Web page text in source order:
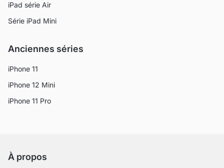
iPad série Air
Série iPad Mini
Anciennes séries
iPhone 11
iPhone 12 Mini
iPhone 11 Pro
À propos